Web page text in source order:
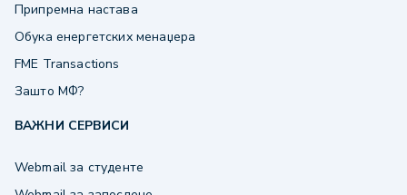
Припремна настава
Обука енергетских менаџера
FME Transactions
Зашто МФ?
ВАЖНИ СЕРВИСИ
Webmail за студенте